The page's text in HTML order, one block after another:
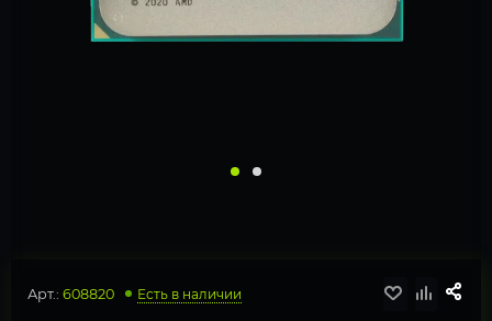
Арт.: 608820 Есть в наличии